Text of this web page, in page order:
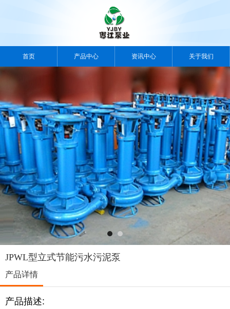
首页 产品中心 资讯中心 关于我们
联系我们
JPWL型立式节能污水污泥泵
产品详情
产品描述: